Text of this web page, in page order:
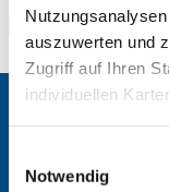
auszuwerten und
Zugriff auf Ihren
individuellen
unsere Partner
Notwendig
Zum Standort
Zentrale IB-
Die Internationale